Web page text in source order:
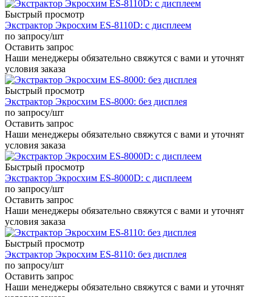
Быстрый просмотр
Экстрактор Экросхим ES-8110D: с дисплеем
по запросу/шт
Оставить запрос
Наши менеджеры обязательно свяжутся с вами и уточнят
условия заказа
Быстрый просмотр
Экстрактор Экросхим ES-8000: без дисплея
по запросу/шт
Оставить запрос
Наши менеджеры обязательно свяжутся с вами и уточнят
условия заказа
Быстрый просмотр
Экстрактор Экросхим ES-8000D: с дисплеем
по запросу/шт
Оставить запрос
Наши менеджеры обязательно свяжутся с вами и уточнят
условия заказа
Быстрый просмотр
Экстрактор Экросхим ES-8110: без дисплея
по запросу/шт
Оставить запрос
Наши менеджеры обязательно свяжутся с вами и уточнят